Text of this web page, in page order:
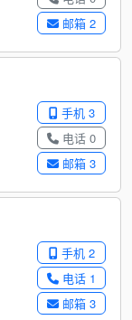
邮箱 2
手机 3
电话 0
邮箱 3
手机 2
电话 1
邮箱 3